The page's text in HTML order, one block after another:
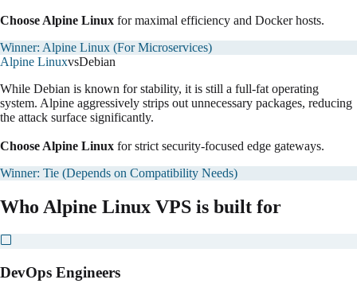
Choose Alpine Linux for maximal efficiency and Docker hosts.
Winner: Alpine Linux (For Microservices)
Alpine LinuxvsDebian
While Debian is known for stability, it is still a full-fat operating
system. Alpine aggressively strips out unnecessary packages, reducing
the attack surface significantly.
Choose Alpine Linux for strict security-focused edge gateways.
Winner: Tie (Depends on Compatibility Needs)
Who Alpine Linux VPS is built for
DevOps Engineers